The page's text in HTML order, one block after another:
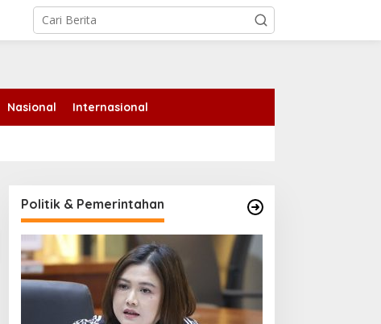
Nasional Internasional
PHR Tanam 700 Mangrove
di Pesisir Dumai, Perkuat
Mitigasi Abrasi dan
Perubahan Iklim
Bhabinkamtibmas Polsek
Kandis Pantau
Perkembangan Tanaman
Jagung di Jambai Makmur
Politik & Pemerintahan